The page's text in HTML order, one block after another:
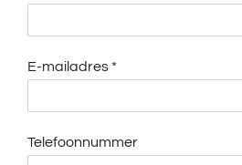
E-mailadres *
Telefoonnummer